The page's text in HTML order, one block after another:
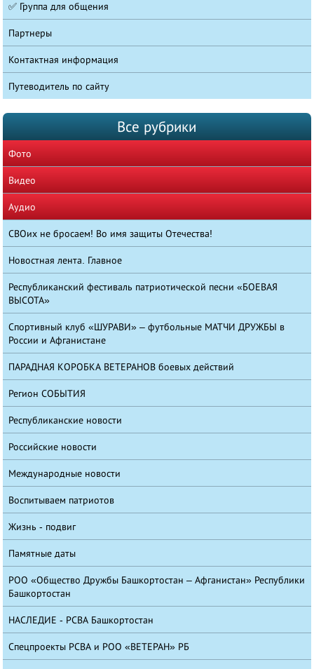
✅ Группа для общения
Партнеры
Контактная информация
Путеводитель по сайту
Все рубрики
Фото
Видео
Аудио
СВОих не бросаем! Во имя защиты Отечества!
Новостная лента. Главное
Республиканский фестиваль патриотической песни «БОЕВАЯ
ВЫСОТА»
Спортивный клуб «ШУРАВИ» – футбольные МАТЧИ ДРУЖБЫ в
России и Афганистане
ПАРАДНАЯ КОРОБКА ВЕТЕРАНОВ боевых действий
Регион СОБЫТИЯ
Республиканские новости
Российские новости
Международные новости
Воспитываем патриотов
Жизнь - подвиг
Памятные даты
РОО «Общество Дружбы Башкортостан – Афганистан» Республики
Башкортостан
НАСЛЕДИЕ - РСВА Башкортостан
Спецпроекты РСВА и РОО «ВЕТЕРАН» РБ